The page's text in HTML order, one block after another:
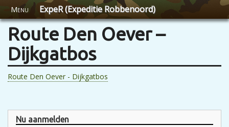
Menu ExpeR (Expeditie Robbenoord)
Route Den Oever –
Dijkgatbos
Route Den Oever - Dijkgatbos
Nu aanmelden